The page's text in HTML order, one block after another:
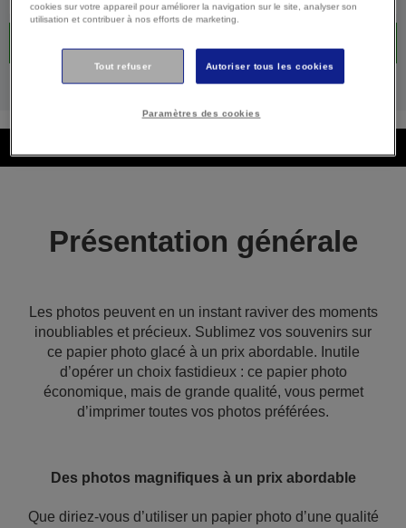
Où acheter
Présentation générale
Les photos peuvent en un instant raviver des moments
inoubliables et précieux. Sublimez vos souvenirs sur
ce papier photo glacé à un prix abordable. Inutile
d’opérer un choix fastidieux : ce papier photo
économique, mais de grande qualité, vous permet
d’imprimer toutes vos photos préférées.
Des photos magnifiques à un prix abordable
Que diriez-vous d’utiliser un papier photo d’une qualité
cookies sur votre appareil pour améliorer la navigation sur le site, analyser son
utilisation et contribuer à nos efforts de marketing.
Tout refuser Autoriser tous les cookies
Paramètres des cookies